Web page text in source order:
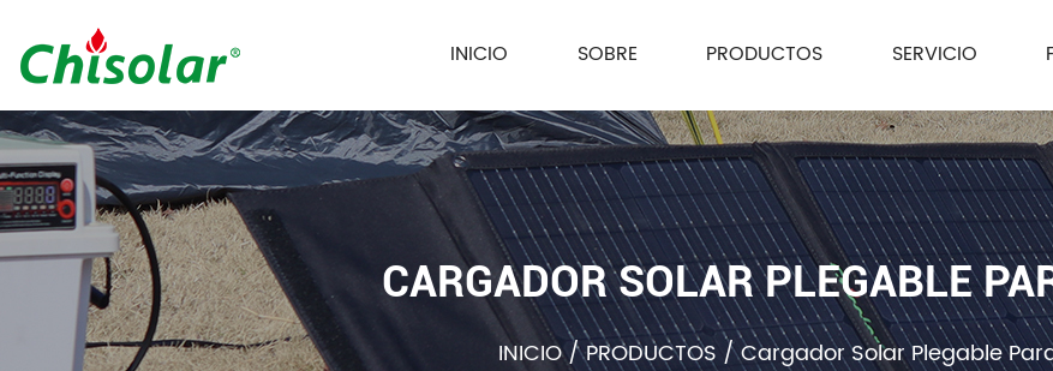
INICIO SOBRE PRODUCTOS SERVICIO
CARGADOR SOLAR PLEGABLE
INICIO/PRODUCTOS /Cargador Solar Plegable